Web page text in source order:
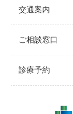
交通案内
ご相談窓口
診療予約